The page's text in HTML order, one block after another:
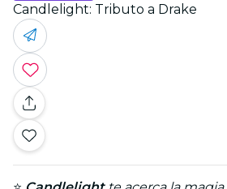
Candlelight: Tributo a Drake